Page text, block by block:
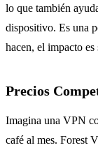
lo que también
dispositivo. Es una
hacen, el impacto
Precios
Imagina una VPN
café al mes. Forest